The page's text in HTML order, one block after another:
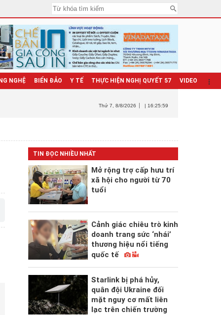
NGHỆ BIỂN ĐẢO Y TẾ THỰC HIỆN NGHỊ QUYẾT 57 VIDEO
Thứ 7 , 8/8/2026 | 16:26:01
TIN ĐỌC NHIỀU NHẤT
Mở rộng trợ cấp hưu trí
xã hội cho người từ 70
tuổi
Cảnh giác chiêu trò kinh
doanh trang sức ‘nhái’
thương hiệu nổi tiếng
quốc tế
Starlink bị phá hủy,
quân đội Ukraine đối
mặt nguy cơ mất liên
lạc trên chiến trường